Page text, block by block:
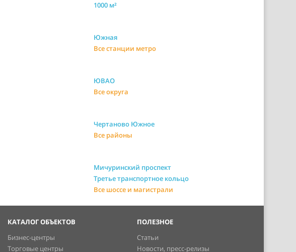
1000 м²
Южная
Все станции метро
ЮВАО
Все округа
Чертаново Южное
Все районы
Мичуринский проспект
Третье транспортное кольцо
Все шоссе и магистрали
КАТАЛОГ ОБЪЕКТОВ
Бизнес-центры
Торговые центры
ПОЛЕЗНОЕ
Статьи
Новости, пресс-релизы